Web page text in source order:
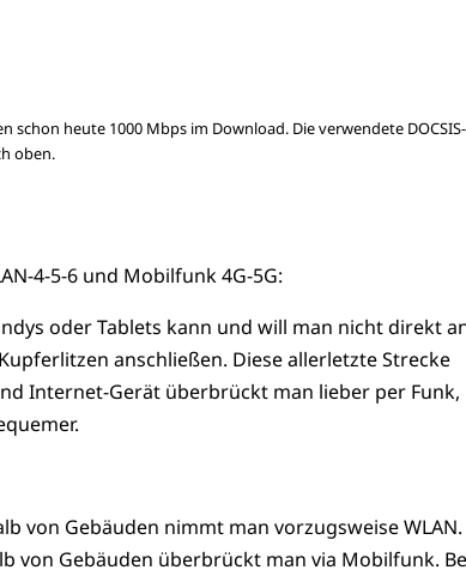
schon heute 1000 Mbps im Download. Die verwendete
oben.
4-5-6 und Mobilfunk 4G-5G:
oder Tablets kann und will man nicht direkt
anschließen. Diese allerletzte Strecke
Internet-Gerät überbrückt man lieber per Funk,
von Gebäuden nimmt man vorzugsweise WLAN.
von Gebäuden überbrückt man via Mobilfunk.